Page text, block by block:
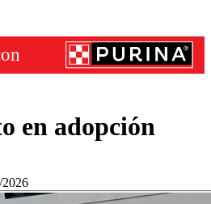
en adopción
2026